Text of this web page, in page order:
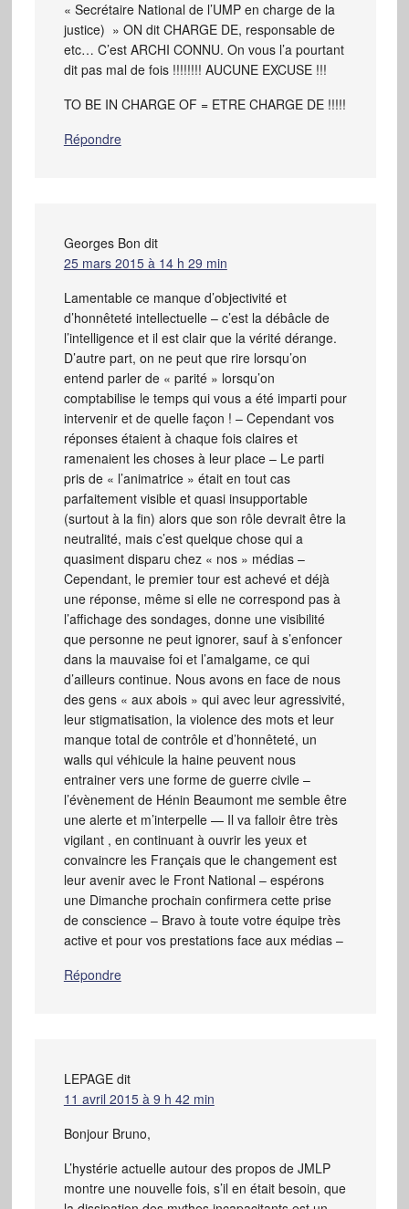
« Secrétaire National de l’UMP en charge de la
justice) » ON dit CHARGE DE, responsable de
etc… C’est ARCHI CONNU. On vous l’a pourtant
dit pas mal de fois !!!!!!!! AUCUNE EXCUSE !!!
TO BE IN CHARGE OF = ETRE CHARGE DE !!!!!
Répondre
Georges Bon dit
25 mars 2015 à 14 h 29 min
Lamentable ce manque d’objectivité et
d’honnêteté intellectuelle – c’est la débâcle de
l’intelligence et il est clair que la vérité dérange.
D’autre part, on ne peut que rire lorsqu’on
entend parler de « parité » lorsqu’on
comptabilise le temps qui vous a été imparti pour
intervenir et de quelle façon ! – Cependant vos
réponses étaient à chaque fois claires et
ramenaient les choses à leur place – Le parti
pris de « l’animatrice » était en tout cas
parfaitement visible et quasi insupportable
(surtout à la fin) alors que son rôle devrait être la
neutralité, mais c’est quelque chose qui a
quasiment disparu chez « nos » médias –
Cependant, le premier tour est achevé et déjà
une réponse, même si elle ne correspond pas à
l’affichage des sondages, donne une visibilité
que personne ne peut ignorer, sauf à s’enfoncer
dans la mauvaise foi et l’amalgame, ce qui
d’ailleurs continue. Nous avons en face de nous
des gens « aux abois » qui avec leur agressivité,
leur stigmatisation, la violence des mots et leur
manque total de contrôle et d’honnêteté, un
walls qui véhicule la haine peuvent nous
entrainer vers une forme de guerre civile –
l’évènement de Hénin Beaumont me semble être
une alerte et m’interpelle — Il va falloir être très
vigilant , en continuant à ouvrir les yeux et
convaincre les Français que le changement est
leur avenir avec le Front National – espérons
une Dimanche prochain confirmera cette prise
de conscience – Bravo à toute votre équipe très
active et pour vos prestations face aux médias –
Répondre
LEPAGE dit
11 avril 2015 à 9 h 42 min
Bonjour Bruno,
L’hystérie actuelle autour des propos de JMLP
montre une nouvelle fois, s’il en était besoin, que